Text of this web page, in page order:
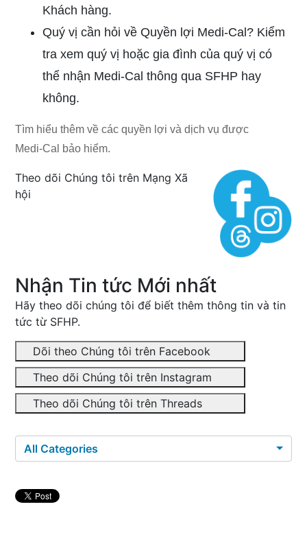
Khách hàng.
Quý vị cần hỏi về Quyền lợi Medi-Cal? Kiểm
tra xem quý vị hoặc gia đình của quý vị có
thể nhận Medi-Cal thông qua SFHP hay
không.
Tìm hiểu thêm về các quyền lợi và dịch vụ được
Medi-Cal
bảo hiểm.
Theo dõi Chúng tôi trên Mạng Xã
hội
Nhận Tin tức Mới nhất
Hãy theo dõi chúng tôi để biết thêm thông tin và tin
tức từ SFHP.
Dõi theo Chúng tôi trên Facebook
Theo dõi Chúng tôi trên Instagram
Theo dõi Chúng tôi trên Threads
All Categories